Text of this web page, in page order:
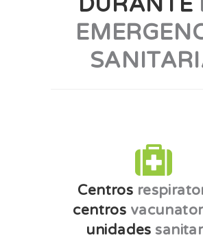
Centros
centros
unidades